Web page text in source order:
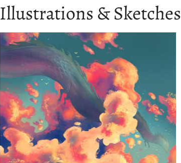
Illustrations & Sketches